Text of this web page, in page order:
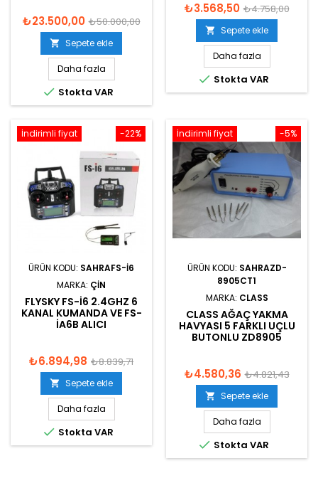
₺23.500,00 ₺50.000,00
 Sepete ekle
Daha fazla
 Stokta VAR
₺3.568,50 ₺4.758,00
 Sepete ekle
Daha fazla
 Stokta VAR
-22%
İndirimli fiyat
ÜRÜN KODU: SAHRAFS-I6
MARKA: ÇIN
FLYSKY FS-I6 2.4GHZ 6
KANAL KUMANDA VE FS-
IA6B ALICI
₺6.894,98 ₺8.839,71
 Sepete ekle
Daha fazla
 Stokta VAR
-5%
İndirimli fiyat
ÜRÜN KODU: SAHRAZD-
8905CT1
MARKA: CLASS
CLASS AĞAÇ YAKMA
HAVYASI 5 FARKLI UÇLU
BUTONLU ZD8905
₺4.580,36 ₺4.821,43
 Sepete ekle
Daha fazla
 Stokta VAR